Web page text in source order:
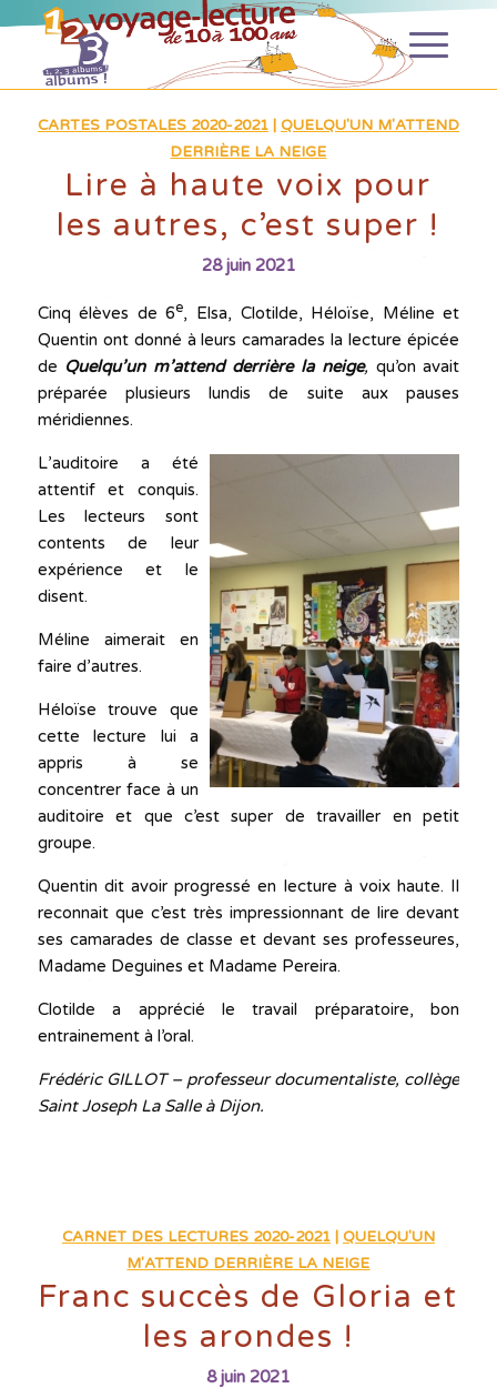
CARTES POSTALES 2020-2021| QUELQU'UN M'ATTEND
DERRIÈRE LA NEIGE
Lire à haute voix pour
les autres, c’est super !
28 juin 2021
Cinq élèves de 6e, Elsa, Clotilde, Héloïse, Méline et
Quentin ont donné à leurs camarades la lecture épicée
de Quelqu’un m’attend derrière la neige, qu’on avait
préparée plusieurs lundis de suite aux pauses
méridiennes.
L’auditoire a été
attentif et conquis.
Les lecteurs sont
contents de leur
expérience et le
disent.
Méline aimerait en
faire d’autres.
Héloïse trouve que
cette lecture lui a
appris à se
concentrer face à un
auditoire et que c’est super de travailler en petit
groupe.
Quentin dit avoir progressé en lecture à voix haute. Il
reconnait que c’est très impressionnant de lire devant
ses camarades de classe et devant ses professeures,
Madame Deguines et Madame Pereira.
Clotilde a apprécié le travail préparatoire, bon
entrainement à l’oral.
Frédéric GILLOT – professeur documentaliste, collège
Saint Joseph La Salle à Dijon.
CARNET DES LECTURES 2020-2021| QUELQU'UN
M'ATTEND DERRIÈRE LA NEIGE
Franc succès de Gloria et
les arondes !
8 juin 2021